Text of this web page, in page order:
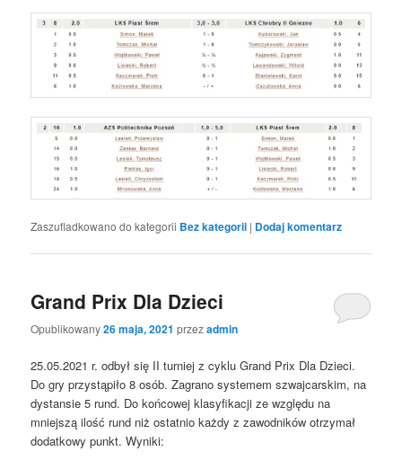
Zaszufladkowano do kategorii Bez kategorii | Dodaj komentarz
Grand Prix Dla Dzieci
Opublikowany26 maja, 2021 przezadmin
25.05.2021 r. odbył się II turniej z cyklu Grand Prix Dla Dzieci.
Do gry przystąpiło 8 osób. Zagrano systemem szwajcarskim, na
dystansie 5 rund. Do końcowej klasyfikacji ze względu na
mniejszą ilość rund niż ostatnio każdy z zawodników otrzymał
dodatkowy punkt. Wyniki: